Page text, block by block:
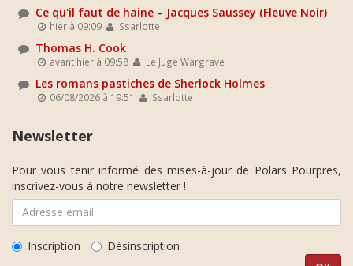
Ce qu'il faut de haine – Jacques Saussey (Fleuve Noir)
hier à 09:09 Ssarlotte
Thomas H. Cook
avant hier à 09:58 Le Juge Wargrave
Les romans pastiches de Sherlock Holmes
06/08/2026 à 19:51 Ssarlotte
Newsletter
Pour vous tenir informé des mises-à-jour de Polars Pourpres,
inscrivez-vous à notre newsletter !
Inscription Désinscription